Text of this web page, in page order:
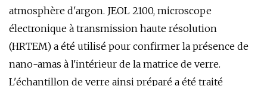
atmosphère d'argon. JEOL 2100, microscope
électronique à transmission haute résolution
(HRTEM) a été utilisé pour confirmer la présence de
nano-amas à l'intérieur de la matrice de verre.
L'échantillon de verre ainsi préparé a été traité